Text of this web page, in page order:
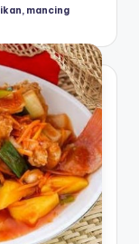
ikan, mancing